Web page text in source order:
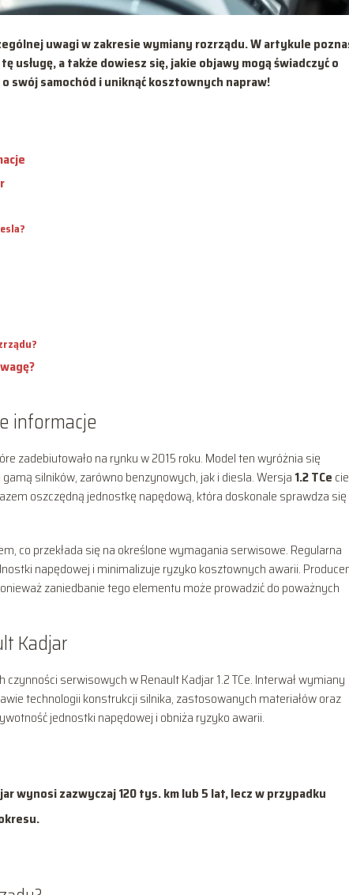
uwagi w zakresie wymiany rozrządu. W artykule
a także dowiesz się, jakie objawy mogą świadczyć o
swój samochód i uniknąć kosztownych napraw!
informacje
zadebiutowało na rynku w 2015 roku. Model ten wyróżnia się
silników, zarówno benzynowych, jak i diesla. Wersja 1.2 TCe
oszczędną jednostkę napędową, która doskonale sprawdza
co przekłada się na określone wymagania serwisowe. Regularna
napędowej i minimalizuje ryzyko kosztownych awarii.
zaniedbanie tego elementu może prowadzić do poważnych
Kadjar
serwisowych w Renault Kadjar 1.2 TCe. Interwał wymiany
technologii konstrukcji silnika, zastosowanych materiałów oraz
jednostki napędowej i obniża ryzyko awarii.
wynosi zazwyczaj 120 tys. km lub 5 lat, lecz w przypadku